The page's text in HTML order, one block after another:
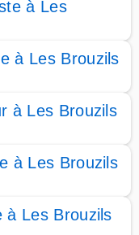
à Les
à Les Brouzils
à Les Brouzils
à Les Brouzils
à Les Brouzils